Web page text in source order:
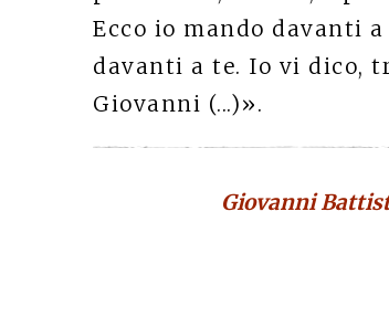
Ecco io mando davanti
davanti a te. Io vi dico,
Giovanni (...)».
Giovanni